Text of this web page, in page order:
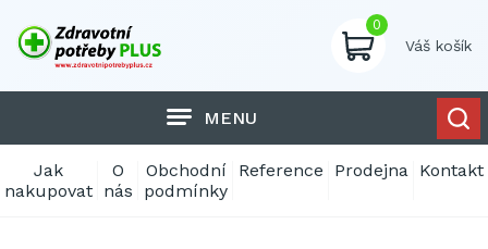
0
Váš košík
MENU
Jak
nakupovat
O
nás
Obchodní
podmínky
Reference Prodejna Kontakt